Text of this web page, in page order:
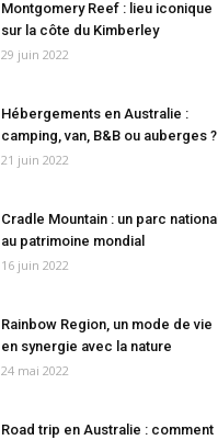
Montgomery Reef : lieu iconique
sur la côte du Kimberley
29 juin 2022
Hébergements en Australie :
camping, van, B&B ou auberges ?
21 juin 2022
Cradle Mountain : un parc national
au patrimoine mondial
16 juin 2022
Rainbow Region, un mode de vie
en synergie avec la nature
24 mai 2022
Road trip en Australie : comment